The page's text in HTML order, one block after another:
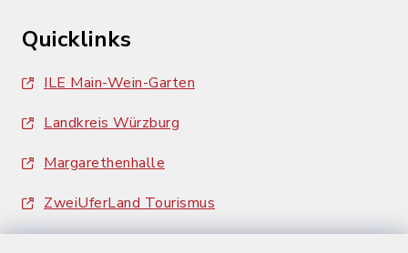
Quicklinks
ILE Main-Wein-Garten
Landkreis Würzburg
Margarethenhalle
ZweiUferLand Tourismus